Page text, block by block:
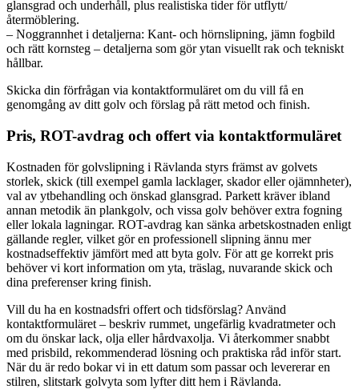
glansgrad och underhåll, plus realistiska tider för utflytt/
återmöblering.
– Noggrannhet i detaljerna: Kant- och hörnslipning, jämn fogbild
och rätt kornsteg – detaljerna som gör ytan visuellt rak och tekniskt
hållbar.
Skicka din förfrågan via kontaktformuläret om du vill få en
genomgång av ditt golv och förslag på rätt metod och finish.
Pris, ROT-avdrag och offert via kontaktformuläret
Kostnaden för golvslipning i Rävlanda styrs främst av golvets
storlek, skick (till exempel gamla lacklager, skador eller ojämnheter),
val av ytbehandling och önskad glansgrad. Parkett kräver ibland
annan metodik än plankgolv, och vissa golv behöver extra fogning
eller lokala lagningar. ROT-avdrag kan sänka arbetskostnaden enligt
gällande regler, vilket gör en professionell slipning ännu mer
kostnadseffektiv jämfört med att byta golv. För att ge korrekt pris
behöver vi kort information om yta, träslag, nuvarande skick och
dina preferenser kring finish.
Vill du ha en kostnadsfri offert och tidsförslag? Använd
kontaktformuläret – beskriv rummet, ungefärlig kvadratmeter och
om du önskar lack, olja eller hårdvaxolja. Vi återkommer snabbt
med prisbild, rekommenderad lösning och praktiska råd inför start.
När du är redo bokar vi in ett datum som passar och levererar en
stilren, slitstark golvyta som lyfter ditt hem i Rävlanda.